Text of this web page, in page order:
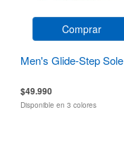
Comprar
Men's Glide-Step Sole
$49.990
Disponible en 3 colores